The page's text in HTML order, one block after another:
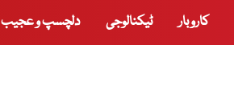
کاروبار ٹیکنالوجی دلچسپ و عجیب